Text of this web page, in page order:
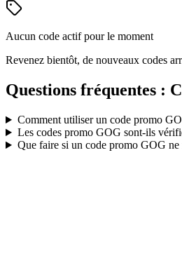
Aucun code actif pour le moment
Revenez bientôt, de nouveaux codes
Questions fréquentes :
Comment utiliser un code promo
Les codes promo GOG sont-ils
Que faire si un code promo GOG ne